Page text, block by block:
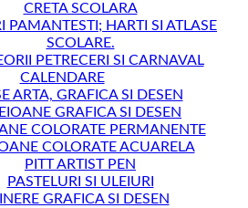
CRETA SCOLARA
PAMANTESTI; HARTI SI ATLASE
SCOLARE.
PETRECERI SI CARNAVAL
CALENDARE
ARTA, GRAFICA SI DESEN
GRAFICA SI DESEN
COLORATE PERMANENTE
COLORATE ACUARELA
PITT ARTIST PEN
PASTELURI SI ULEIURI
GRAFICA SI DESEN